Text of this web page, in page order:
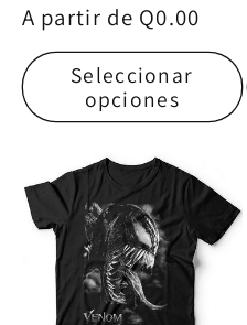
Precio
habitual
A partir de Q0.00
Seleccionar
opciones